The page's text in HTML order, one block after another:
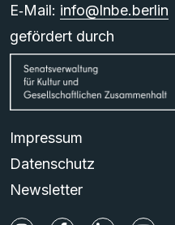
E‑Mail: info@lnbe.berlin
gefördert durch
Impressum
Newsletter
Datenschutz